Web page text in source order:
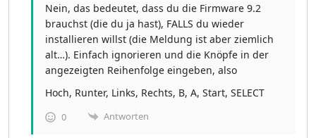
Nein, das bedeutet, dass du die Firmware 9.2
brauchst (die du ja hast), FALLS du wieder
installieren willst (die Meldung ist aber ziemlich
alt…). Einfach ignorieren und die Knöpfe in der
angezeigten Reihenfolge eingeben, also
Hoch, Runter, Links, Rechts, B, A, Start, SELECT
0 Antworten